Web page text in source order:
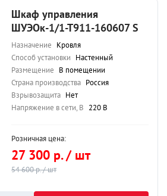
Шкаф управления
ШУЭОк-1/1-Т911-160607 S
Назначение Кровля
Способ установки Настенный
Размещение В помещении
Страна производства Россия
Взрывозащита Нет
Напряжение в сети, В 220 В
Розничная цена:
27 300 р. / шт
54 600 р. / шт